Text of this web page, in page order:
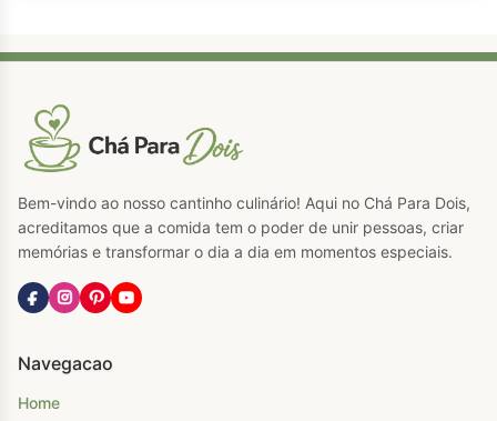
Bem-vindo ao nosso cantinho culinário! Aqui no Chá Para Dois,
acreditamos que a comida tem o poder de unir pessoas, criar
memórias e transformar o dia a dia em momentos especiais.
Navegacao
Home